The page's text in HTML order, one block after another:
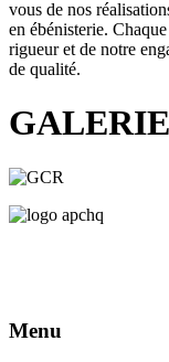
vous de nos
en ébénisterie.
rigueur et de notre
de qualité.
GALERIE
Menu